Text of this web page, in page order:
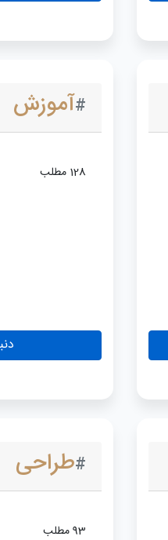
#آموزش
128 مطلب
#طراحی
93 مطلب